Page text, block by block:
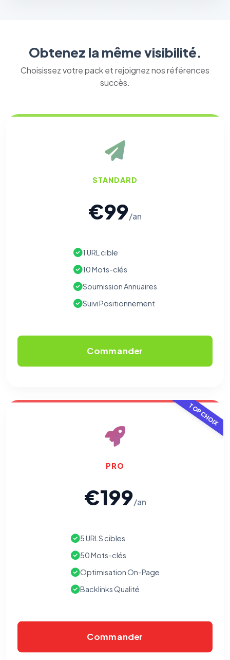
Obtenez la même visibilité.
Choisissez votre pack et rejoignez nos références
succès.
STANDARD
€99/an
1 URL cible
10 Mots-clés
Soumission Annuaires
Suivi Positionnement
Commander
TOP CHOIX
PRO
€199/an
5 URLS cibles
50 Mots-clés
Optimisation On-Page
Backlinks Qualité
Commander